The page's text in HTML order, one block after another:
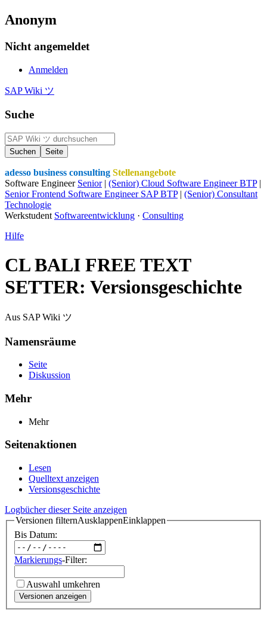
Anonym
Nicht angemeldet
Anmelden
SAP Wiki ツ
Suche
adesso business consulting Stellenangebote
Software Engineer Senior| (Senior) Cloud Software Engineer BTP|
Senior Frontend Software Engineer SAP BTP| (Senior) Consultant
Technologie
Werkstudent Softwareentwicklung · Consulting
Hilfe
CL BALI FREE TEXT
SETTER: Versionsgeschichte
Aus SAP Wiki ツ
Namensräume
Seite
Diskussion
Mehr
Mehr
Seitenaktionen
Lesen
Quelltext anzeigen
Versionsgeschichte
Logbücher dieser Seite anzeigen
Versionen filternAusklappenEinklappen
Bis Datum:
Markierungs-Filter:
Auswahl umkehren
Versionen anzeigen